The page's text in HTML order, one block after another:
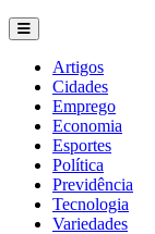
Artigos
Cidades
Emprego
Economia
Esportes
Política
Previdência
Tecnologia
Variedades